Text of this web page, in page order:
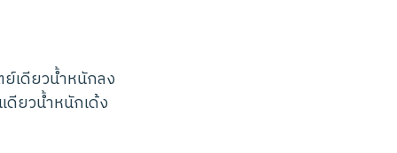
เดียวน้ำหนักลง
ดียวน้ำหนักเด้ง